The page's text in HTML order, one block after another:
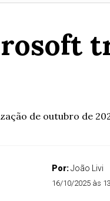
de outubro de
Por:João Livi
16/10/2025 às